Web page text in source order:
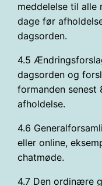
meddelelse til alle
dage før
dagsorden.
4.5
dagsorden og
formanden senest
afholdelse.
4.6
eller online,
chatmøde.
4.7 Den ordinære